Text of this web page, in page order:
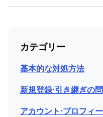
カテゴリー
基本的な対処方法
新規登録⋅引き継ぎの
アカウント⋅プロフィ